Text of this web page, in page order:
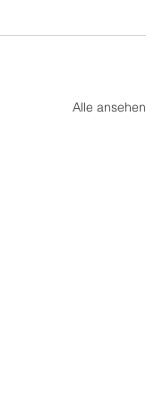
Alle ansehen